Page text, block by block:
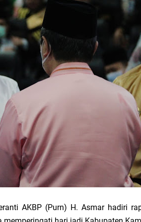
Kembali Menguat, Mahmuzin Taher: Provinsi
PLN UP3 Dumai Perkuat Sinergi, Pastikan
Kepulauan Meranti Kembali Merombak 3
Unilak Perkuat Sinergi Tingkatkan Kualitas
Diguyur Penghargaan, Kapolda Riau:
Meranti Periode 2026–2029 Resmi Dilantik
Penegasan Batas Wilayah Kepulauan
AKBP (Purn) H. Asmar hadiri